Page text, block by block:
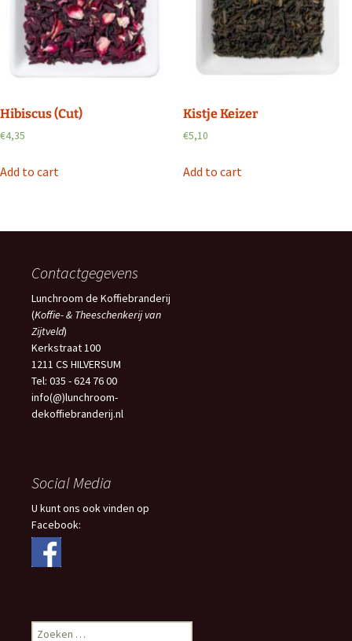
Hibiscus (Cut)
€4,35
Add to cart
Kistje Keizer
€5,10
Add to cart
Contactgegevens
Lunchroom de Koffiebranderij
(Koffie- & Theeschenkerij van
Zijtveld)
Kerkstraat 100
1211 CS HILVERSUM
Tel: 035 - 624 76 00
info(@)lunchroom-
dekoffiebranderij.nl
Social Media
U kunt ons ook vinden op
Facebook:
Zoeken